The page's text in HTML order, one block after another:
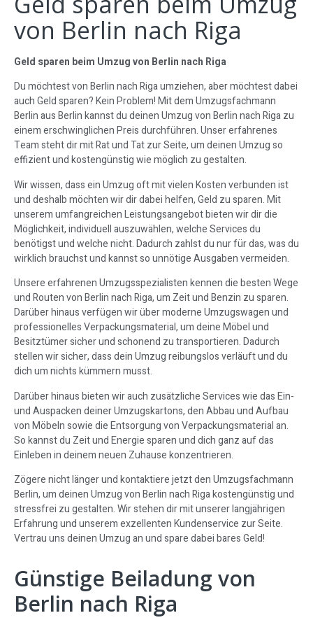
von Berlin nach Riga
Geld sparen beim Umzug von Berlin nach Riga
Du möchtest von Berlin nach Riga umziehen, aber möchtest dabei
auch Geld sparen? Kein Problem! Mit dem Umzugsfachmann
Berlin aus Berlin kannst du deinen Umzug von Berlin nach Riga zu
einem erschwinglichen Preis durchführen. Unser erfahrenes
Team steht dir mit Rat und Tat zur Seite, um deinen Umzug so
effizient und kostengünstig wie möglich zu gestalten.
Wir wissen, dass ein Umzug oft mit vielen Kosten verbunden ist
und deshalb möchten wir dir dabei helfen, Geld zu sparen. Mit
unserem umfangreichen Leistungsangebot bieten wir dir die
Möglichkeit, individuell auszuwählen, welche Services du
benötigst und welche nicht. Dadurch zahlst du nur für das, was du
wirklich brauchst und kannst so unnötige Ausgaben vermeiden.
Unsere erfahrenen Umzugsspezialisten kennen die besten Wege
und Routen von Berlin nach Riga, um Zeit und Benzin zu sparen.
Darüber hinaus verfügen wir über moderne Umzugswagen und
professionelles Verpackungsmaterial, um deine Möbel und
Besitztümer sicher und schonend zu transportieren. Dadurch
stellen wir sicher, dass dein Umzug reibungslos verläuft und du
dich um nichts kümmern musst.
Darüber hinaus bieten wir auch zusätzliche Services wie das Ein-
und Auspacken deiner Umzugskartons, den Abbau und Aufbau
von Möbeln sowie die Entsorgung von Verpackungsmaterial an.
So kannst du Zeit und Energie sparen und dich ganz auf das
Einleben in deinem neuen Zuhause konzentrieren.
Zögere nicht länger und kontaktiere jetzt den Umzugsfachmann
Berlin, um deinen Umzug von Berlin nach Riga kostengünstig und
stressfrei zu gestalten. Wir stehen dir mit unserer langjährigen
Erfahrung und unserem exzellenten Kundenservice zur Seite.
Vertrau uns deinen Umzug an und spare dabei bares Geld!
Günstige Beiladung von
Berlin nach Riga